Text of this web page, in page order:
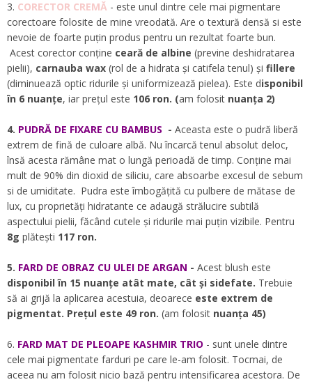
3. CORECTOR CREMĂ - este unul dintre cele mai pigmentare
corectoare folosite de mine vreodată. Are o textură densă si este
nevoie de foarte puțin produs pentru un rezultat foarte bun.
Acest corector conține ceară de albine (previne deshidratarea
pielii), carnauba wax (rol de a hidrata și catifela tenul) și fillere
(diminuează optic ridurile și uniformizează pielea). Este disponibil
în 6 nuanțe, iar prețul este 106 ron. (am folosit nuanța 2)
4. PUDRĂ DE FIXARE CU BAMBUS - Aceasta este o pudră liberă
extrem de fină de culoare albă. Nu încarcă tenul absolut deloc,
însă acesta rămâne mat o lungă perioadă de timp. Conține mai
mult de 90% din dioxid de siliciu, care absoarbe excesul de sebum
si de umiditate. Pudra este îmbogățită cu pulbere de mătase de
lux, cu proprietăți hidratante ce adaugă strălucire subtilă
aspectului pielii, făcând cutele și ridurile mai puțin vizibile. Pentru
8g plătești 117 ron.
5. FARD DE OBRAZ CU ULEI DE ARGAN - Acest blush este
disponibil în 15 nuanțe atât mate, cât și sidefate. Trebuie
să ai grijă la aplicarea acestuia, deoarece este extrem de
pigmentat. Prețul este 49 ron. (am folosit nuanța 45)
6. FARD MAT DE PLEOAPE KASHMIR TRIO - sunt unele dintre
cele mai pigmentate farduri pe care le-am folosit. Tocmai, de
aceea nu am folosit nicio bază pentru intensificarea acestora. De